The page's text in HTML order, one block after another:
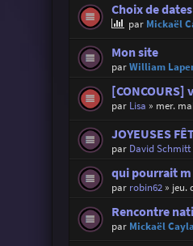
Choix de
par Mickaël
Mon site
parWilliam
par Lisa » mer.
JOYEUSES
par David Schmitt
qui pourrait m
par robin62» jeu.
Rencontre
par Mickaël Cayla